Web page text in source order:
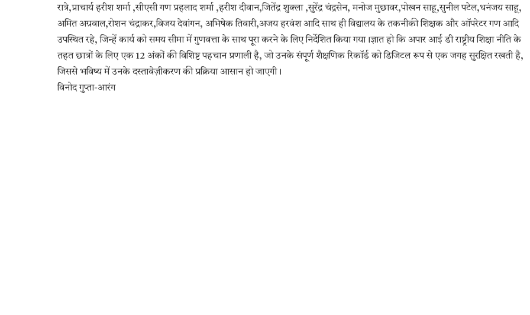
रात्रे,प्राचार्य हरीश शर्मा ,सीएसी गण प्रहलाद शर्मा ,हरीश दीवान,जितेंद्र शुक्ला ,सुरेंद्र चंद्रसेन, मनोज मुछावर,पोखन साहू,सुनील पटेल,धनंजय साहू,
अमित अग्रवाल,रोशन चंद्राकर,विजय देवांगन, अभिषेक तिवारी,अजय हरवंश आदि साथ ही विद्यालय के तकनीकी शिक्षक और ऑपरेटर गण आदि
उपस्थित रहे, जिन्हें कार्य को समय सीमा में गुणवत्ता के साथ पूरा करने के लिए निर्देशित किया गया।ज्ञात हो कि अपार आई डी राष्ट्रीय शिक्षा नीति के
तहत छात्रों के लिए एक 12 अंकों की विशिष्ट पहचान प्रणाली है, जो उनके संपूर्ण शैक्षणिक रिकॉर्ड को डिजिटल रूप से एक जगह सुरक्षित रखती है,
जिससे भविष्य में उनके दस्तावेज़ीकरण की प्रक्रिया आसान हो जाएगी।
विनोद गुप्ता-आरंग